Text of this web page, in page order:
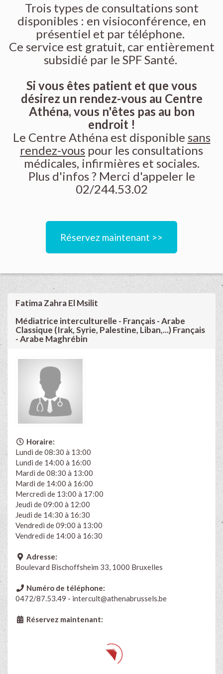
Trois types de consultations sont
disponibles : en visioconférence, en
présentiel et par téléphone.
Ce service est gratuit, car entièrement
subsidié par le SPF Santé.
Si vous êtes patient et que vous
désirez un rendez-vous au Centre
Athéna, vous n'êtes pas au bon
endroit !
Le Centre Athéna est disponible sans
rendez-vous pour les consultations
médicales, infirmières et sociales.
Plus d'infos ? Merci d'appeler le
02/244.53.02
Réservez maintenant >>
Fatima Zahra El Msilit
Médiatrice interculturelle - Français - Arabe
Classique (Irak, Syrie, Palestine, Liban,...) Français
- Arabe Maghrébin
Horaire:
Lundi de 08:30 à 13:00
Lundi de 14:00 à 16:00
Mardi de 08:30 à 13:00
Mardi de 14:00 à 16:00
Mercredi de 13:00 à 17:00
Jeudi de 09:00 à 12:00
Jeudi de 14:30 à 16:30
Vendredi de 09:00 à 13:00
Vendredi de 14:00 à 16:30
Adresse:
Boulevard Bischoffsheim 33, 1000 Bruxelles
Numéro de téléphone:
0472/87.53.49 - intercult@athenabrussels.be
Réservez maintenant: